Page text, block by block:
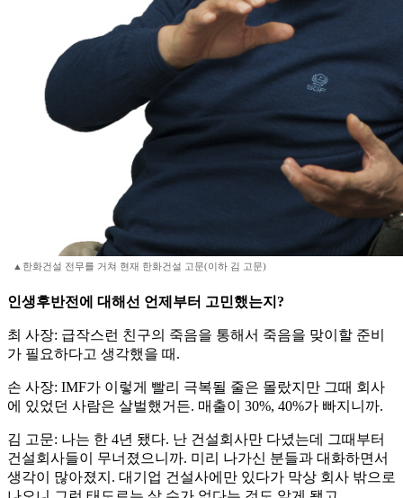
▲한화건설 전무를 거쳐 현재 한화건설 고문(이하 김 고문)
인생후반전에 대해선 언제부터 고민했는지?
최 사장: 급작스런 친구의 죽음을 통해서 죽음을 맞이할 준비
가 필요하다고 생각했을 때.
손 사장: IMF가 이렇게 빨리 극복될 줄은 몰랐지만 그때 회사
에 있었던 사람은 살벌했거든. 매출이 30%, 40%가 빠지니까.
김 고문: 나는 한 4년 됐다. 난 건설회사만 다녔는데 그때부터
건설회사들이 무너졌으니까. 미리 나가신 분들과 대화하면서
생각이 많아졌지. 대기업 건설사에만 있다가 막상 회사 밖으로